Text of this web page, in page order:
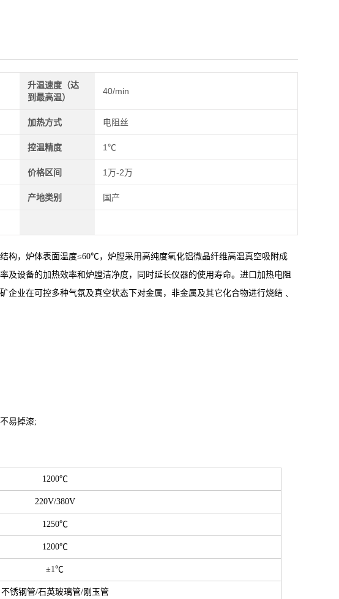
升温速度（达
到最高温）
40/min
加热方式 电阻丝
控温精度 1℃
价格区间 1万-2万
产地类别 国产
构，炉体表面温度≤60℃，炉膛采用高纯度氧化铝微晶纤维高温真空吸附成
设备的加热效率和炉膛洁净度，同时延长仪器的使用寿命。进口加热电阻
业在可控多种气氛及真空状态下对金属，非金属及其它化合物进行烧结﹑
易掉漆;
1200℃
220V/380V
1250℃
1200℃
±1℃
不锈钢管/石英玻璃管/刚玉管